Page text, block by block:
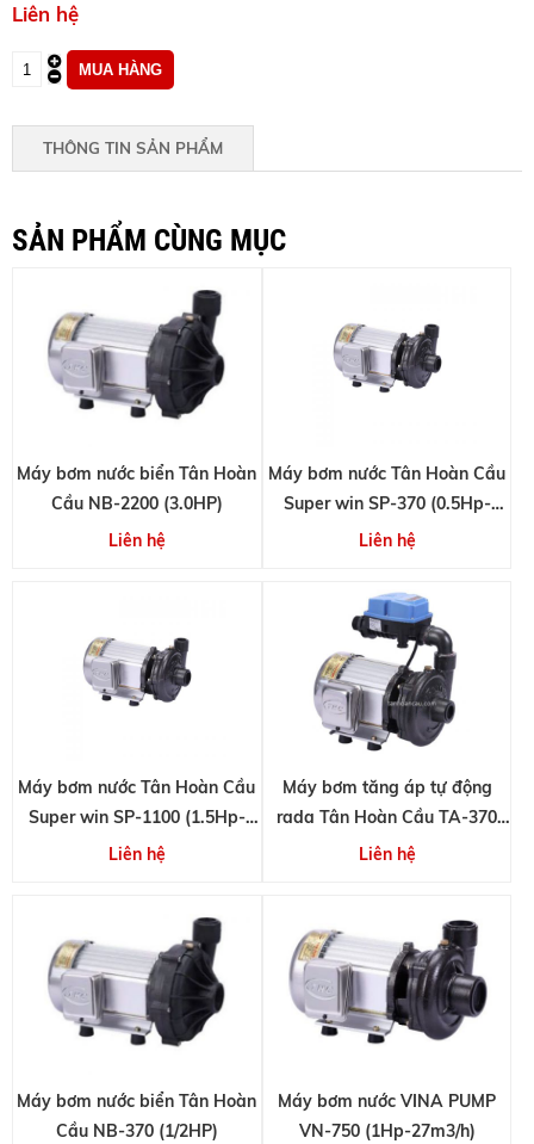
Liên hệ
THÔNG TIN SẢN PHẨM
SẢN PHẨM CÙNG MỤC
Máy bơm nước biển Tân Hoàn
Cầu NB-2200 (3.0HP)
Liên hệ
Máy bơm nước Tân Hoàn Cầu
Super win SP-370 (0.5Hp-
8m3/h)
Liên hệ
Máy bơm nước Tân Hoàn Cầu
Super win SP-1100 (1.5Hp-
25m3/h)
Liên hệ
Máy bơm tăng áp tự động
rada Tân Hoàn Cầu TA-370
(1/2HP)
Liên hệ
Máy bơm nước biển Tân Hoàn
Cầu NB-370 (1/2HP)
Máy bơm nước VINA PUMP
VN-750 (1Hp-27m3/h)